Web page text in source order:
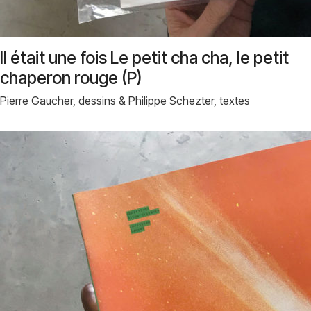
Il était une fois Le petit cha cha, le petit
chaperon rouge (P)
Pierre Gaucher, dessins & Philippe Schezter, textes